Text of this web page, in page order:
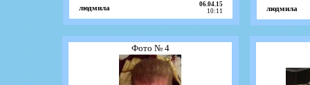
людмила
06.04.15
10:11
людмила
Фото № 4